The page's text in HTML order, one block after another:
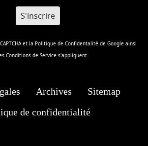
et la Politique de Confidentalité de Google ainsi
Conditions de Service s'appliquent.
Archives
Sitemap
de confidentialité